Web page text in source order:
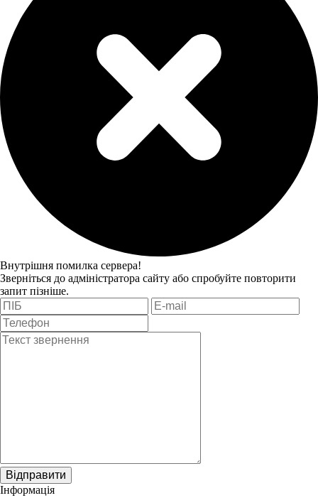
Внутрішня помилка сервера!
Зверніться до адміністратора сайту або спробуйте повторити
запит пізніше.
Відправити
Інформація